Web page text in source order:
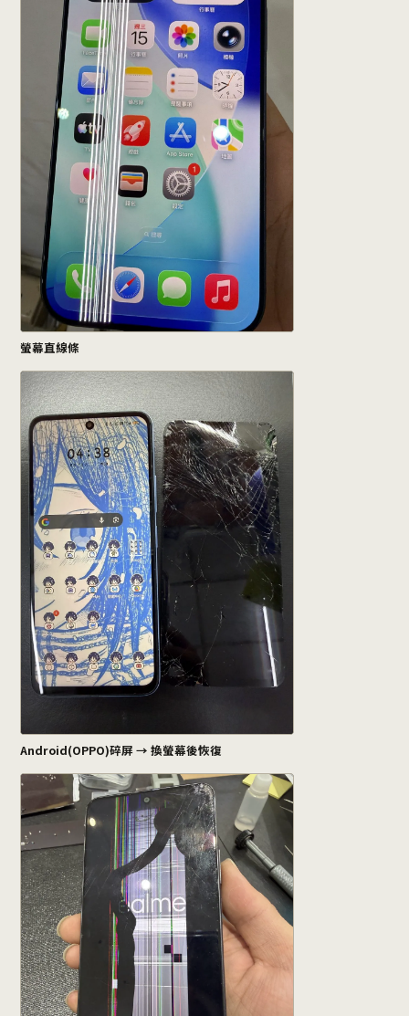
螢幕直線條
Android(OPPO)碎屏 → 換螢幕後恢復